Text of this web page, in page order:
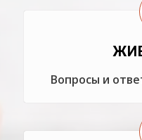
Вопросы и